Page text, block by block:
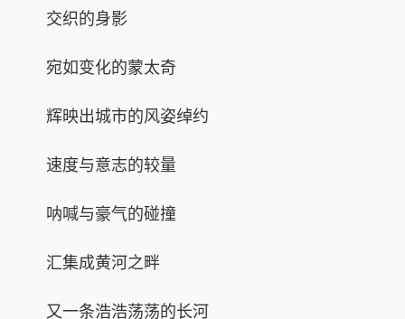
交织的身影
宛如变化的蒙太奇
辉映出城市的风姿绰约
速度与意志的较量
呐喊与豪气的碰撞
汇集成黄河之畔
又一条浩浩荡荡的长河